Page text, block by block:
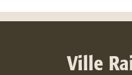
Ville